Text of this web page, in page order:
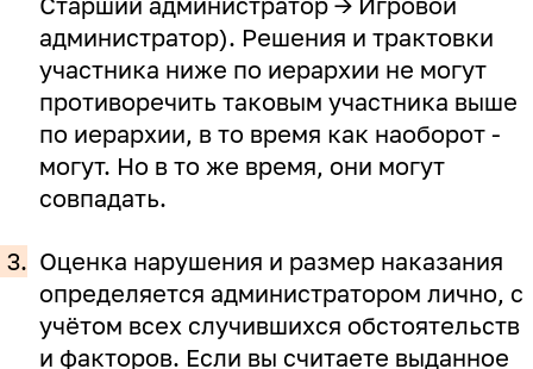
администратор). Решения и трактовки
участника ниже по иерархии не могут
противоречить таковым участника выше
по иерархии, в то время как наоборот -
могут. Но в то же время, они могут
совпадать.
3. Оценка нарушения и размер наказания
определяется администратором лично, с
учётом всех случившихся обстоятельств
и факторов. Если вы считаете выданное